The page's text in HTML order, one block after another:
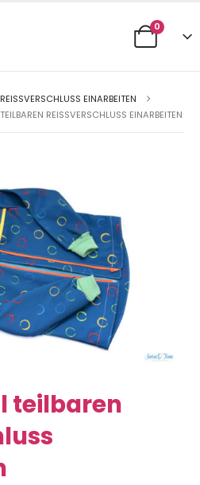
0
EINARBEITEN
REISSVERSCHLUSS EINARBEITEN
teilbaren